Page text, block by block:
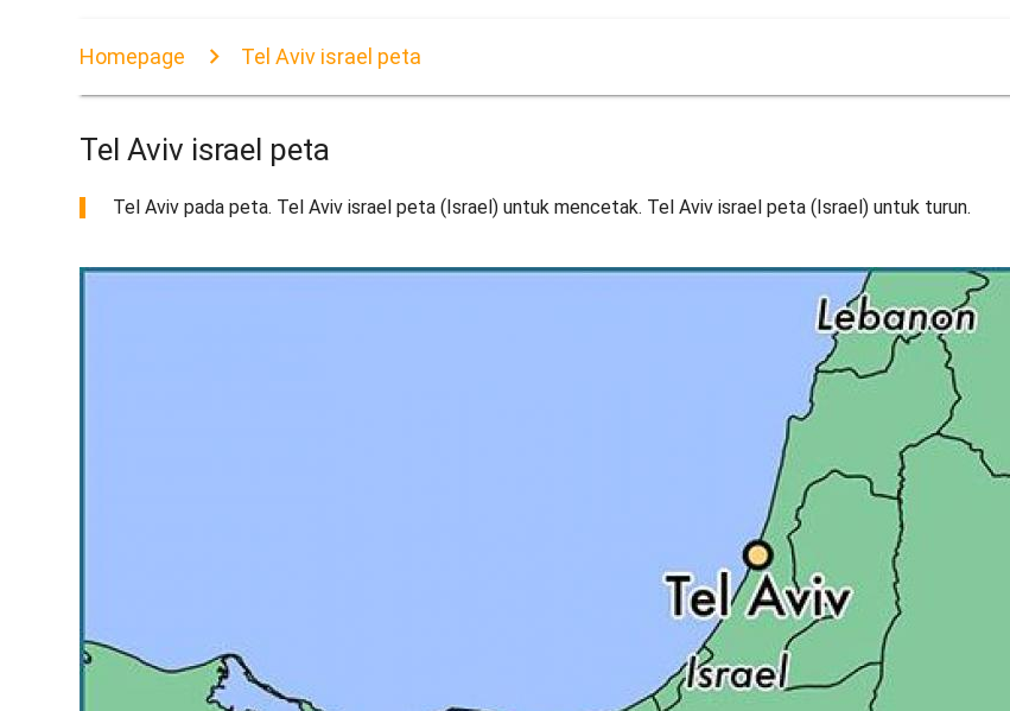
Homepage Tel Aviv israel peta
Tel Aviv israel peta
Tel Aviv pada peta. Tel Aviv israel peta (Israel) untuk mencetak. Tel Aviv israel peta (Israel) untuk turun.